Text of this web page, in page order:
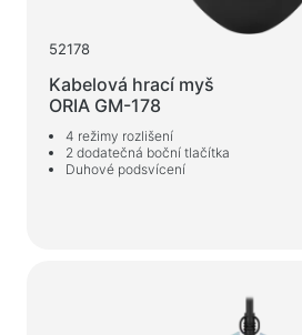
52178
Kabelová hrací myš
ORIA GM-178
4 režimy rozlišení
2 dodatečná boční tlačítka
Duhové podsvícení